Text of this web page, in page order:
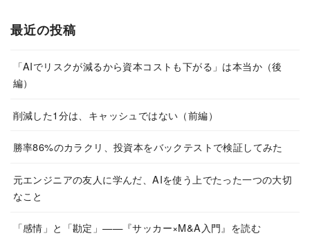
最近の投稿
「AIでリスクが減るから資本コストも下がる」は本当か（後
編）
削減した1分は、キャッシュではない（前編）
勝率86%のカラクリ、投資本をバックテストで検証してみた
元エンジニアの友人に学んだ、AIを使う上でたった一つの大切
なこと
「感情」と「勘定」——『サッカー×M&A入門』を読む